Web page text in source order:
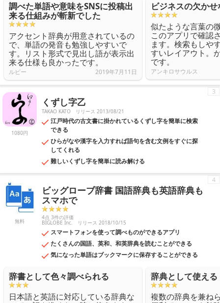
調べた単語や意味をSNSに投稿出
来る仕組みが斬新でした
アクセント辞典が用意されているの
で、単語の発音も勉強しやすいで
す。リスト形式で見出し語が表示出
来る仕様も良かったです。
ルビー 2019年7月11日
ビジネスの欠か
似たような言葉の
このアプリで確認
ます。検索もしや
すいレイアウト。
です。
アンキロサウルス
1080円
くずし字乙
TAKAO KATO リリース 2013/08/21
江戸時代の古文書に掛かれているくずし字を簡単に検索
できる
ひらがなや漢字を入力すれば語句を含む文例をすぐに探
してくれる
難しいくずし字を簡単に読み解ける
3
無料
ビッグローブ辞書 国語辞典も英語辞典も
スマホで
4点 3件の評価
BIGLOBE Inc. リリース 2018/10/15
スマートフォンを使って調べものができるアプリ
たくさんの国語、英和、和英辞典を読むことができる
気になった単語はブックマークに保存することができる
4
辞書として色々調べられる
日本語と英語に対応している辞典な
辞典として使える
複数の辞典を兼ね